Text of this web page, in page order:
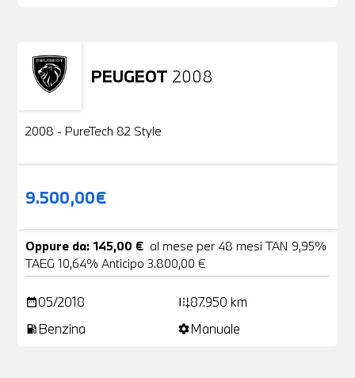
PEUGEOT 2008
Usato
2008 - PureTech 82 Style
9.500,00€
Oppure da: 145,00 € al mese per 48 mesi TAN 9,95%
TAEG 10,64% Anticipo 3.800,00 €
date_range05/2018 add_road87.950 km
local_gas_station Benzina settingsManuale